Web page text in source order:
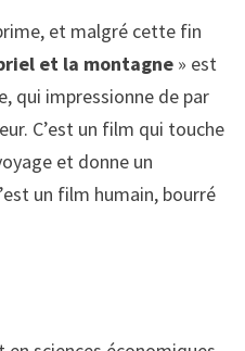
et malgré cette fin
et la montagne» est
qui impressionne de par
C’est un film qui touche
et donne un
un film humain, bourré